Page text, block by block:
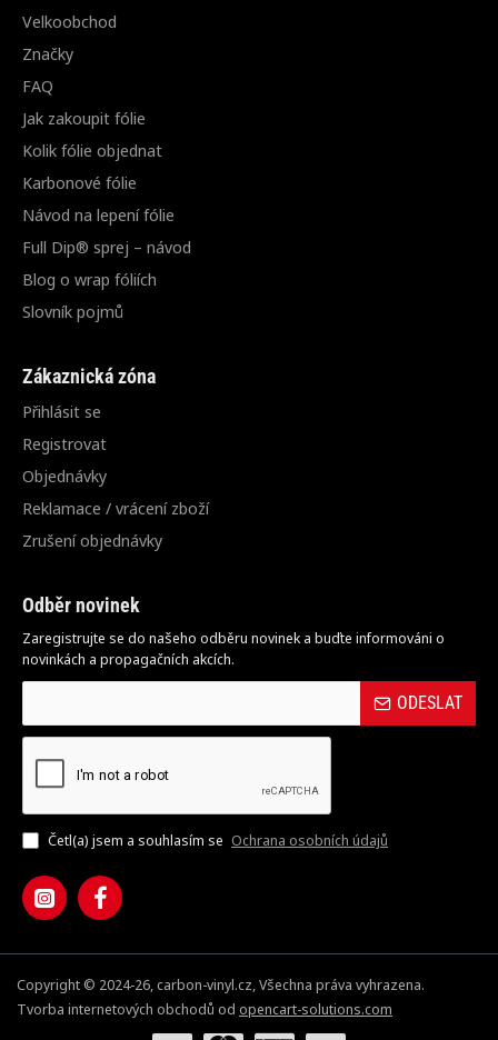
Velkoobchod
Značky
FAQ
Jak zakoupit fólie
Kolik fólie objednat
Karbonové fólie
Návod na lepení fólie
Full Dip® sprej – návod
Blog o wrap fóliích
Slovník pojmů
Zákaznická zóna
Přihlásit se
Registrovat
Objednávky
Reklamace / vrácení zboží
Zrušení objednávky
Odběr novinek
Zaregistrujte se do našeho odběru novinek a buďte informováni o
novinkách a propagačních akcích.
ODESLAT
Četl(a) jsem a souhlasím se Ochrana osobních údajů
Copyright © 2024-26, carbon-vinyl.cz, Všechna práva vyhrazena.
Tvorba internetových obchodů od opencart-solutions.com